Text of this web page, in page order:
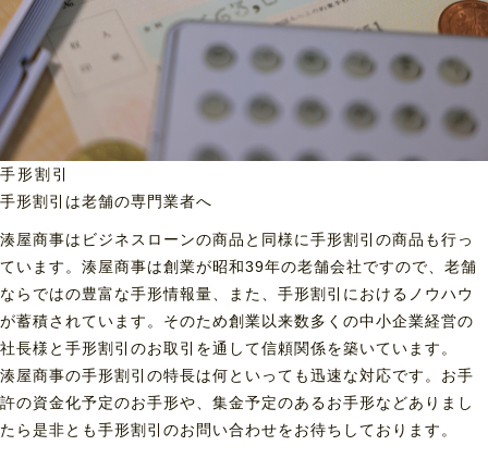
手形割引
手形割引は老舗の専門業者へ
湊屋商事はビジネスローンの商品と同様に手形割引の商品も行っ
ています。湊屋商事は創業が昭和39年の老舗会社ですので、老舗
ならではの豊富な手形情報量、また、手形割引におけるノウハウ
が蓄積されています。そのため創業以来数多くの中小企業経営の
社長様と手形割引のお取引を通して信頼関係を築いています。
湊屋商事の手形割引の特長は何といっても迅速な対応です。お手
許の資金化予定のお手形や、集金予定のあるお手形などありまし
たら是非とも手形割引のお問い合わせをお待ちしております。